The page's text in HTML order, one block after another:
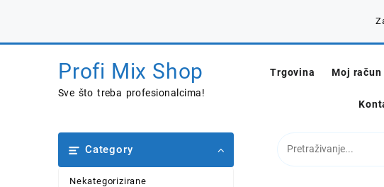
Profi Mix Shop
Sve što treba profesionalcima!
Trgovina Moj račun
Category
Nekategorizirane